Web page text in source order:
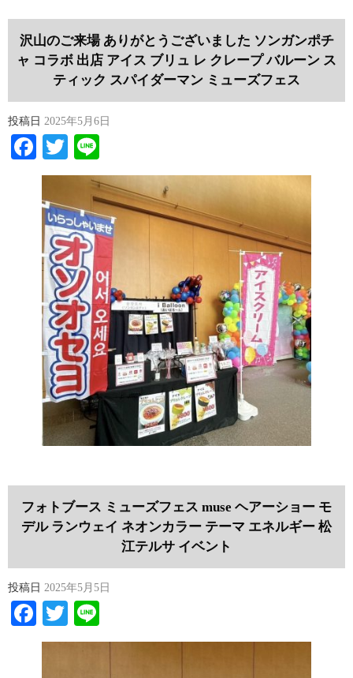
沢山のご来場 ありがとうございました ソンガンポチ
ャ コラボ 出店 アイス ブリュ レ クレープ バルーン ス
ティック スパイダーマン ミューズフェス
投稿日 2025年5月6日
Facebook
Twitter
フォトブース ミューズフェス muse ヘアーショー モ
デル ランウェイ ネオンカラー テーマ エネルギー 松
江テルサ イベント
投稿日 2025年5月5日
Facebook
Twitter